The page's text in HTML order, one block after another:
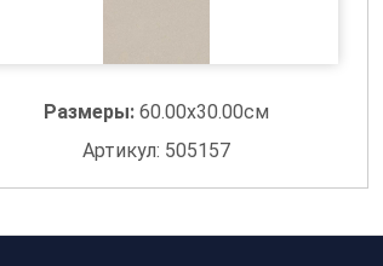
Размеры: 60.00x30.00см
Артикул: 505157